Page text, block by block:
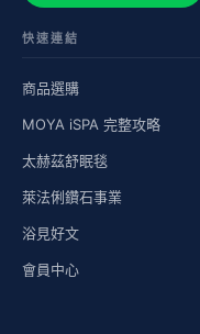
快速連結
商品選購
MOYA iSPA 完整攻略
太赫茲舒眠毯
萊法俐鑽石事業
浴見好文
會員中心